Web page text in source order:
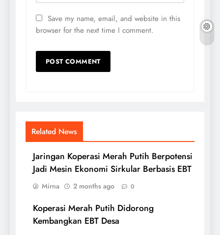
Save my name, email, and website in this
browser for the next time I comment.
Related News
Jaringan Koperasi Merah Putih Berpotensi
Jadi Mesin Ekonomi Sirkular Berbasis EBT
Mirna 2 months ago 0
Koperasi Merah Putih Didorong
Kembangkan EBT Desa